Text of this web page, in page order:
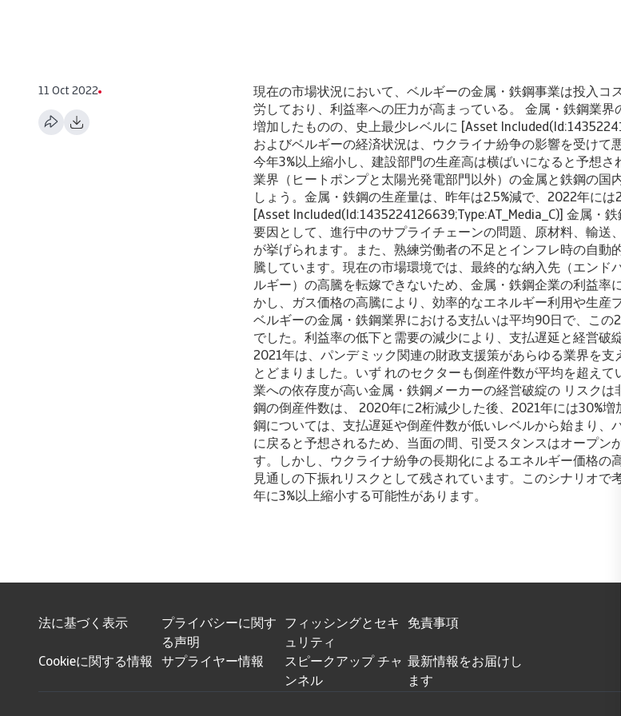
11 Oct 2022
現在の市場状況において、ベルギーの金属・鉄鋼事業は投入コ
労しており、利益率への圧力が高まっている。 金属・鉄鋼業
増加したものの、史上最少レベルに [Asset
およびベルギーの経済状況は、ウクライナ紛争の影響を受けて
今年3%以上縮小し、建設部門の生産高は横ばいになると予想
業界（ヒートポンプと太陽光発電部門以外）の金属と鉄鋼の国
しょう。金属・鉄鋼の生産量は、昨年は2.5%減で、2022年には
[Asset Included(Id:1435224126639;Type:AT_Media_C)] 金属・
要因として、進行中のサプライチェーンの問題、原材料、輸送
が挙げられます。また、熟練労働者の不足とインフレ時の自動
騰しています。現在の市場環境では、最終的な納入先（エンド
ルギー）の高騰を転嫁できないため、金属・鉄鋼企業の利益率
かし、ガス価格の高騰により、効率的なエネルギー利用や生産
ベルギーの金属・鉄鋼業界における支払いは平均90日で、この
でした。利益率の低下と需要の減少により、支払遅延と経営破
2021年は、パンデミック関連の財政支援策があらゆる業界を
とどまりました。いず れのセクターも倒産件数が平均を超え
業への依存度が高い金属・鉄鋼メーカーの経営破綻の リスク
鋼の倒産件数は、 2020年に2桁減少した後、2021年には30%
鋼については、支払遅延や倒産件数が低いレベルから始まり、
に戻ると予想されるため、当面の間、引受スタンスはオープン
す。しかし、ウクライナ紛争の長期化によるエネルギー価格の
見通しの下振れリスクとして残されています。このシナリオで
年に3%以上縮小する可能性があります。
法に基づく表示
プライバシーに関す
る声明
フィッシングとセキ
ュリティ
免責事項
Cookieに関する情報 サプライヤー情報
スピークアップ チャ
ンネル
最新情報をお届けし
ます